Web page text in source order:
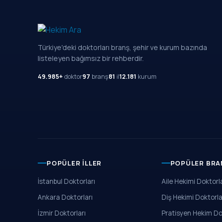
Türkiye'deki doktorları branş, şehir ve kurum bazında
listeleyen bağımsız bir rehberdir.
49.985+ doktor97 branş81 il12.181 kurum
POPÜLER İLLER
İstanbul Doktorları
Ankara Doktorları
İzmir Doktorları
POPÜLER
Aile Hekimi
Diş Hekimi
Pratisyen Hekim